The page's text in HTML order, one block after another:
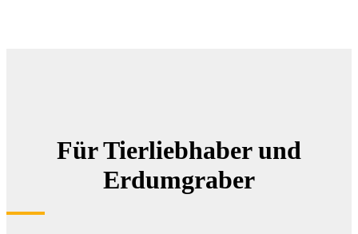
Für Tierliebhaber und
Erdumgraber